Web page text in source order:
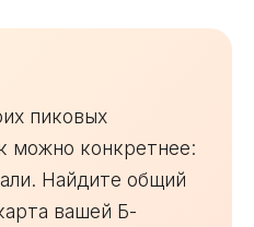
пиковых
можно конкретнее:
Найдите общий
вашей Б-